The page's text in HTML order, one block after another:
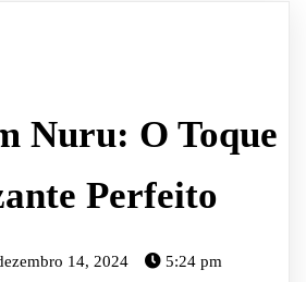
Nuru: O Toque
Perfeito
14, 2024 5:24 pm